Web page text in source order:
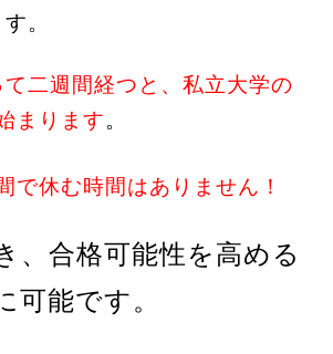
。
二週間経つと、私立大学の
まります。
で休む時間はありません！
、合格可能性を高める
可能です。